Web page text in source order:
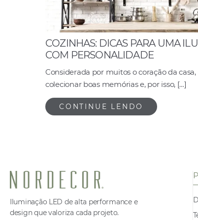
COZINHAS: DICAS PARA UMA
COM PERSONALIDADE
Considerada por muitos o coração da
colecionar boas memórias e, por isso, […]
CONTINUE LENDO
Iluminação LED de alta performance e
design que valoriza cada projeto.